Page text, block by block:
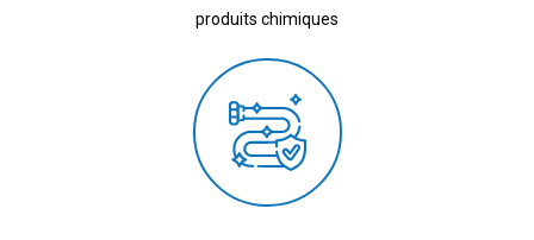
produits chimiques